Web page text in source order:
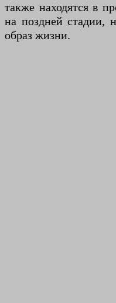
также находятся в
на поздней стадии,
образ жизни.